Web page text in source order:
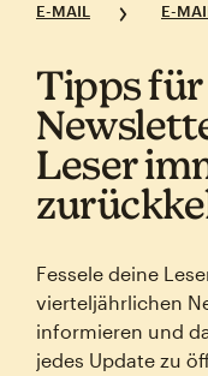
E-MAIL E-
Tipps
Leser
Fessele deine
vierteljährlichen
informieren und
jedes Update zu